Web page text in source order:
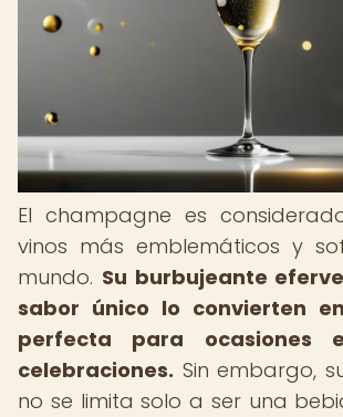
El champagne es
vinos más emblemáticos y
mundo. Su burbujeante
sabor único lo convierten
perfecta para ocasiones
celebraciones. Sin embargo,
no se limita solo a ser una